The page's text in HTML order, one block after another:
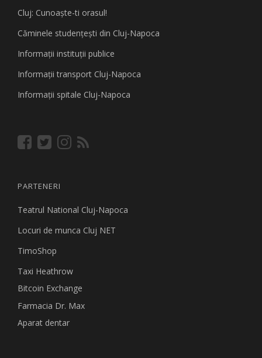
Cluj: Cunoaşte-ti orasul!
Căminele studenţeşti din Cluj-Napoca
Informaţii instituţii publice
Informaţii transport Cluj-Napoca
Informaţii spitale Cluj-Napoca
PARTENERI
Teatrul National Cluj-Napoca
Locuri de munca Cluj NET
TimoShop
Taxi Heathrow
Bitcoin Exchange
Farmacia Dr. Max
Aparat dentar